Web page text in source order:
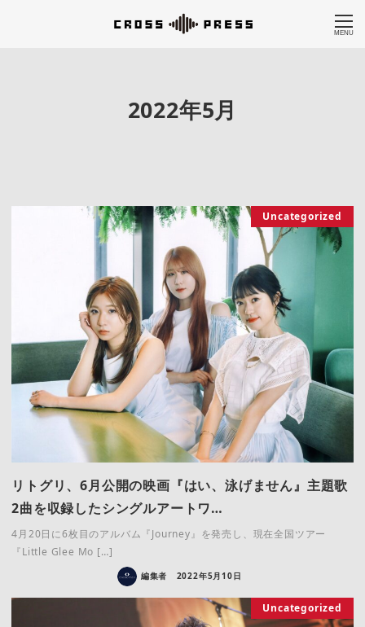
MENU
2022年5月
Uncategorized
リトグリ、6月公開の映画『はい、泳げません』主題歌
2曲を収録したシングルアートワ…
4月20日に6枚目のアルバム『Journey』を発売し、現在全国ツアー
『Little Glee Mo […]
編集者 2022年5月10日
Uncategorized